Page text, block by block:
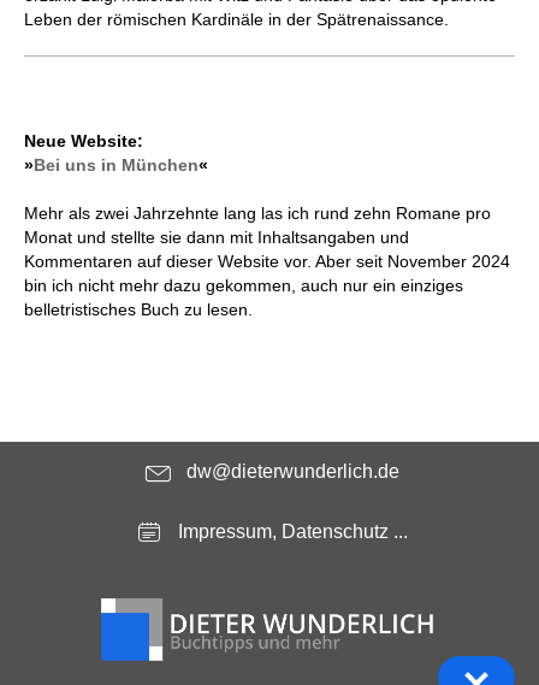
Leben der römischen Kardinäle in der Spätrenaissance.
Neue Website:
»Bei uns in München«
Mehr als zwei Jahrzehnte lang las ich rund zehn Romane pro
Monat und stellte sie dann mit Inhaltsangaben und
Kommentaren auf dieser Website vor. Aber seit November 2024
bin ich nicht mehr dazu gekommen, auch nur ein einziges
belletristisches Buch zu lesen.
dw@dieterwunderlich.de
Impressum, Datenschutz ...